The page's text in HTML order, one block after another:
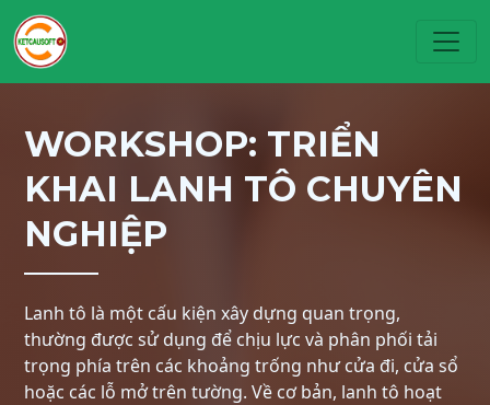
WORKSHOP: TRIỂN
KHAI LANH TÔ CHUYÊN
NGHIỆP
Lanh tô là một cấu kiện xây dựng quan trọng,
thường được sử dụng để chịu lực và phân phối tải
trọng phía trên các khoảng trống như cửa đi, cửa sổ
hoặc các lỗ mở trên tường. Về cơ bản, lanh tô hoạt